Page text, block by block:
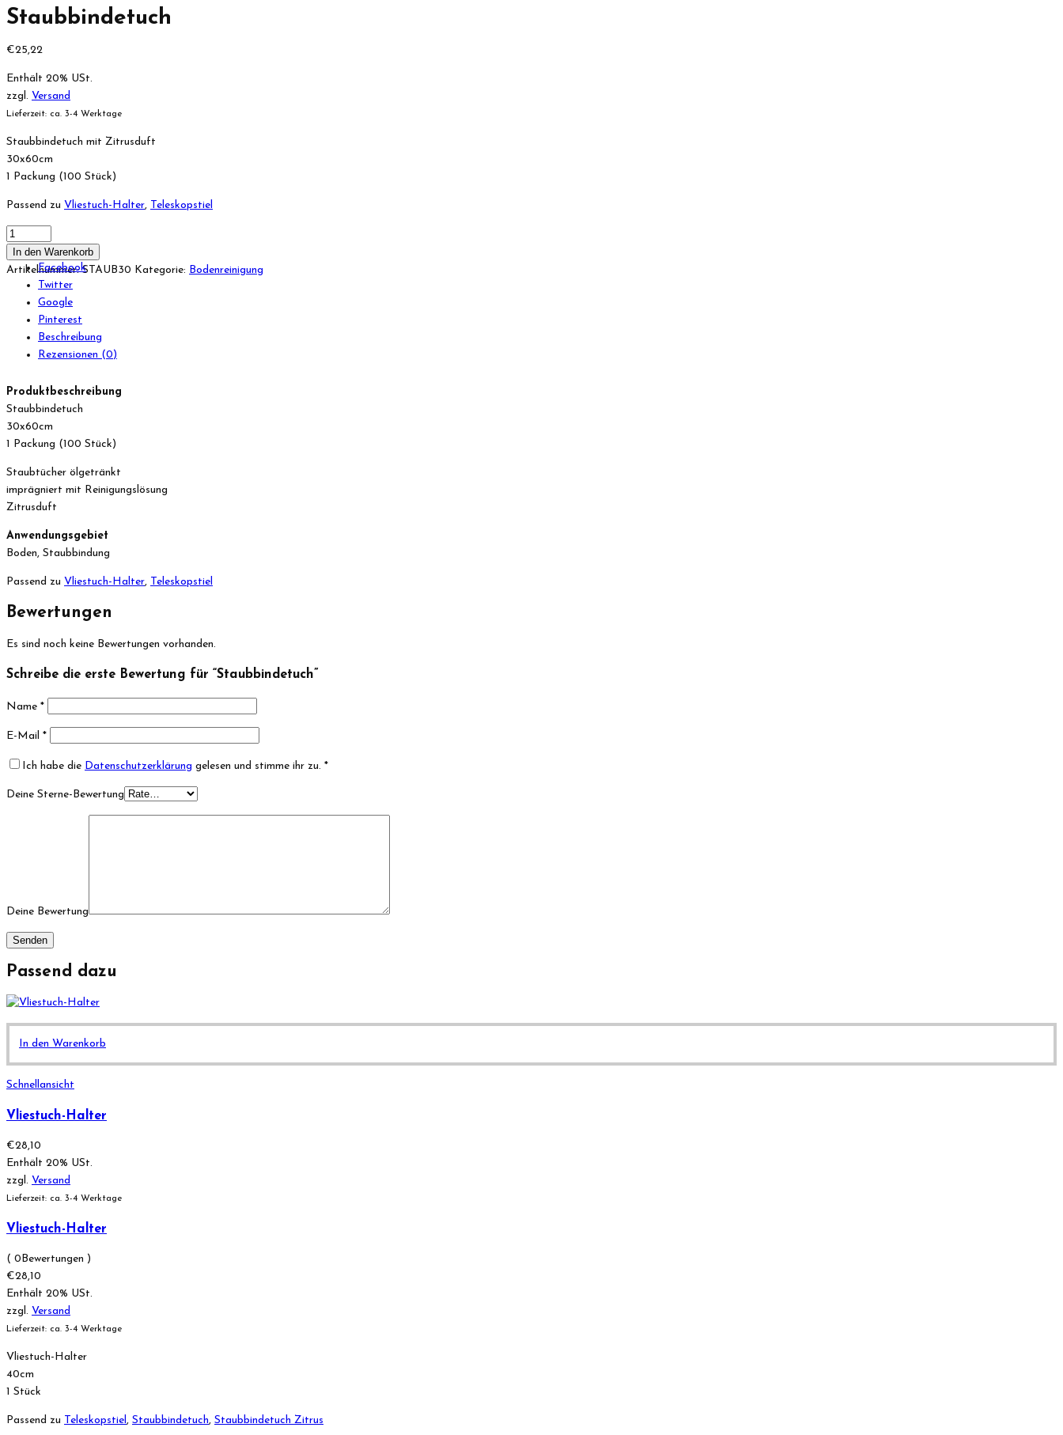
Staubbindetuch
€25,22
Enthält 20% USt.
zzgl. Versand
Lieferzeit: ca. 3-4 Werktage
Staubbindetuch mit Zitrusduft
30x60cm
1 Packung (100 Stück)
Passend zu Vliestuch-Halter, Teleskopstiel
In den Warenkorb
Artikelnummer:STAUB30 Kategorie: Bodenreinigung
Facebook
Twitter
Google
Pinterest
Beschreibung
Rezensionen (0)
Produktbeschreibung
Staubbindetuch
30x60cm
1 Packung (100 Stück)
Staubtücher ölgetränkt
imprägniert mit Reinigungslösung
Zitrusduft
Anwendungsgebiet
Boden, Staubbindung
Passend zu Vliestuch-Halter, Teleskopstiel
Bewertungen
Es sind noch keine Bewertungen vorhanden.
Schreibe die erste Bewertung für “Staubbindetuch”
Name *
E-Mail *
Ich habe die Datenschutzerklärung gelesen und stimme ihr zu. *
Deine Sterne-Bewertung
Deine Bewertung
Passend dazu
In den Warenkorb
Schnellansicht
Vliestuch-Halter
€28,10
Enthält 20% USt.
zzgl. Versand
Lieferzeit: ca. 3-4 Werktage
Vliestuch-Halter
( 0Bewertungen )
€28,10
Enthält 20% USt.
zzgl. Versand
Lieferzeit: ca. 3-4 Werktage
Vliestuch-Halter
40cm
1 Stück
Passend zu Teleskopstiel , Staubbindetuch, Staubbindetuch Zitrus